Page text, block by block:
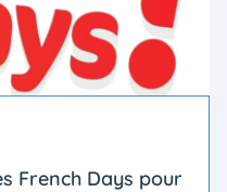
French Days pour